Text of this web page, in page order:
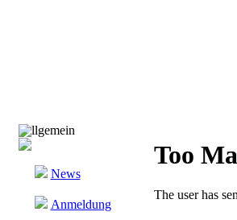
llgemein
News
Anmeldung